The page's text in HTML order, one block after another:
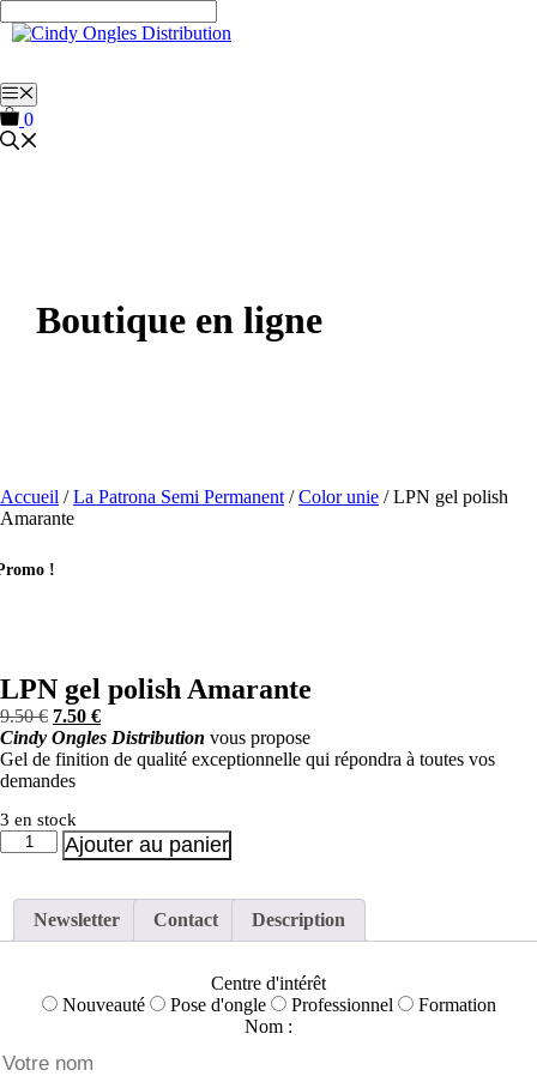
au
Menu
0
Boutique en ligne
Accueil /La Patrona Semi Permanent /Color unie / LPN gel polish
Amarante
!
LPN gel polish Amarante
9.50€ Le
prix
initial
était :
7.50 €Le
prix
actuel
Cindy Ongles Distribution vous propose
Gel de finition de qualité exceptionnelle qui répondra à toutes vos
demandes
3 en stock
quantité
gel
polish
Amarante
Ajouter au panier
Newsletter Contact Description
Centre d'intérêt
Nouveauté
Pose d'ongle Professionnel
Formation
Nom :